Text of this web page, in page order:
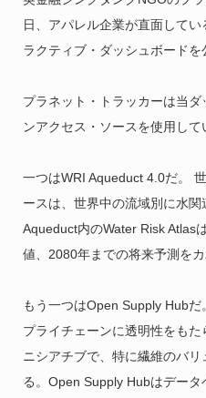
日、アパレル企業が直面して
ラクティブ・ダッシュボードを
プラネット・トラッカーは当
ンアクセス・ソースを使用して
一つはWRI Aqueduct 4.0だ。
ースは、世界中の流域別に水関
Aqueduct内のWater Risk Atlas
値、2080年までの将来予測をカ
もう一つはOpen Supply Hub
プライチェーンに透明性をも
ニシアチブで、特に繊維のバ
る。Open Supply Hubはデー